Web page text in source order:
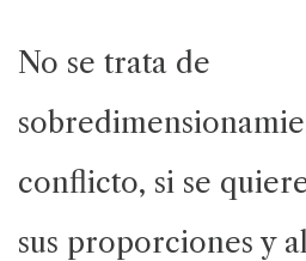
No se trata de
conflicto, si se
sus proporciones y